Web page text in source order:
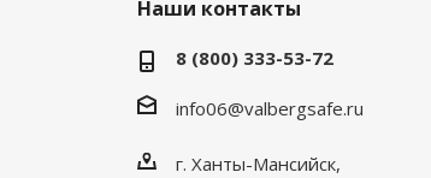
Наши контакты
8 (800) 333-53-72
info06@valbergsafe.ru
г. Ханты-Мансийск,